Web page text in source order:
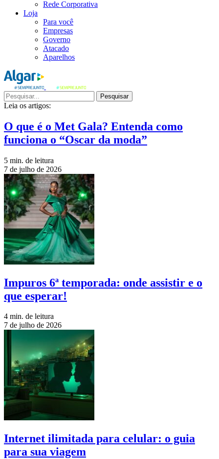
Rede Corporativa
Loja
Para você
Empresas
Governo
Atacado
Aparelhos
Pesquisar
Leia os artigos:
O que é o Met Gala? Entenda como
funciona o “Oscar da moda”
5 min. de leitura
7 de julho de 2026
Impuros 6ª temporada: onde assistir e o
que esperar!
4 min. de leitura
7 de julho de 2026
Internet ilimitada para celular: o guia
para sua viagem